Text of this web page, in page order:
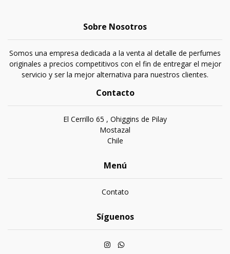
Sobre Nosotros
Somos una empresa dedicada a la venta al detalle de perfumes
originales a precios competitivos con el fin de entregar el mejor
servicio y ser la mejor alternativa para nuestros clientes.
Contacto
El Cerrillo 65 , Ohiggins de Pilay
Mostazal
Chile
Menú
Contato
Síguenos